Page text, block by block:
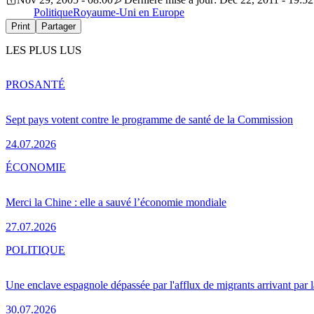
PolitiqueRoyaume-Uni en Europe
Print Partager
LES PLUS LUS
Sept pays votent contre le programme de santé de la Commission
24.07.2026
PROSANTÉ
Merci la Chine : elle a sauvé l’économie mondiale
27.07.2026
ÉCONOMIE
Une enclave espagnole dépassée par l'afflux de migrants arrivant par
30.07.2026
POLITIQUE